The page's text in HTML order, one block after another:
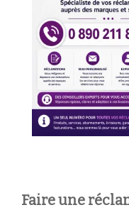
Faire une